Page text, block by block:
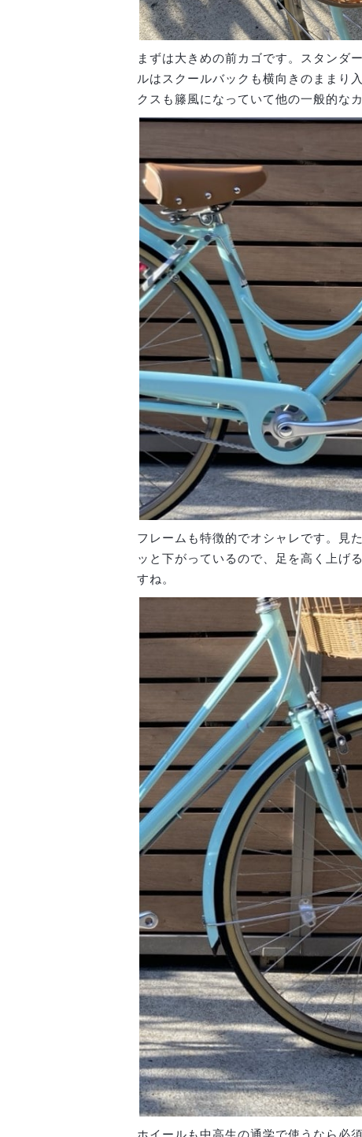
まずは大きめの前カゴです。スタンダ
ルはスクールバックも横向きのままり
クスも籐風になっていて他の一般的な
フレームも特徴的でオシャレです。見
ッと下がっているので、足を高く上げ
すね。